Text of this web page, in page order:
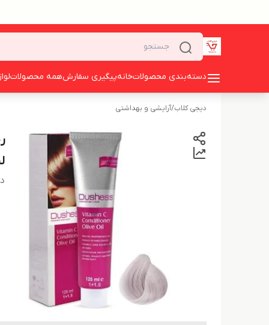
دسته‌بندی محصولاتخانهپیگیری سفارشهمه محصولات
دیجی کلاب/آرایشی و بهداشتی